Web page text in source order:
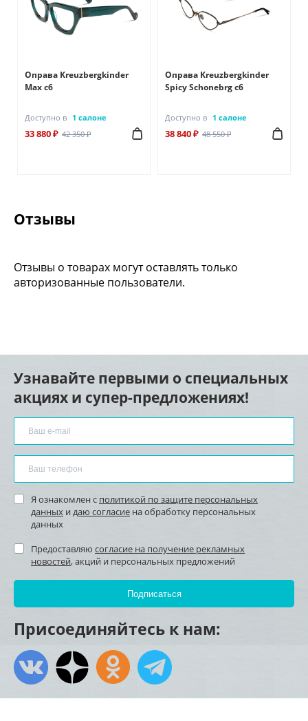
Оправа Kreuzbergkinder
Max c6
Доступно в 1 салоне
33 880 ₽ 42 350 ₽
Оправа Kreuzbergkinder
Spicy Schonebrg c6
Доступно в 1 салоне
38 840 ₽ 48 550 ₽
Отзывы
Отзывы о товарах могут оставлять только
авторизованные пользователи.
Узнавайте первыми о специальных
акциях и супер-предложениях!
Я ознакомлен с политикой по защите персональных
данных и даю согласие на обработку персональных
данных
Предоставляю согласие на получение рекламных
новостей, акций и персональных предложений
Присоединяйтесь к нам: